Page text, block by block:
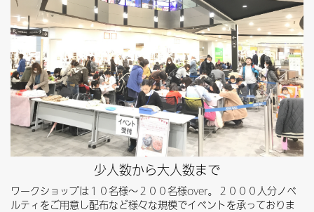
少人数から大人数まで
ワークショップは１０名様〜２００名様over。２０００人分ノベ
ルティをご用意し配布など様々な規模でイベントを承っておりま